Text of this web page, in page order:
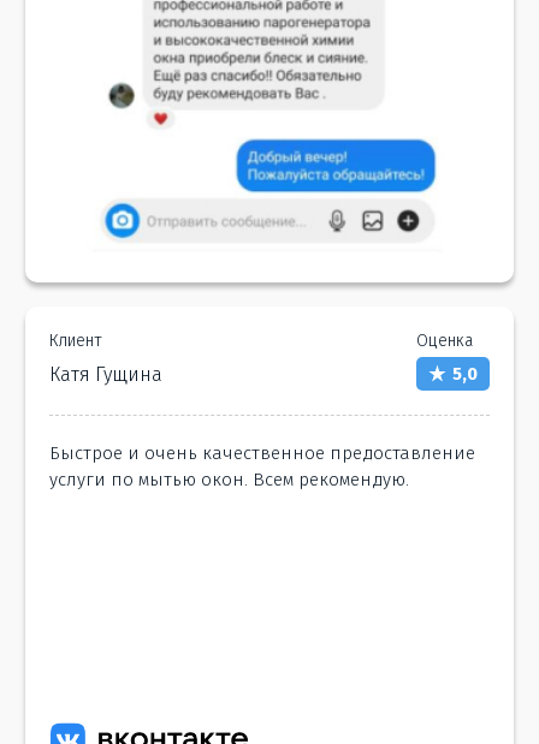
Клиент
Катя Гущина
Оценка
5,0
Быстрое и очень качественное предоставление
услуги по мытью окон. Всем рекомендую.